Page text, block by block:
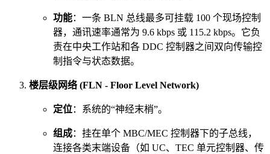
功能：一条 BLN 总线最多可挂载 100 个现场控制
器，通讯速率通常为 9.6 kbps 或 115.2 kbps。它负
责在中央工作站和各 DDC 控制器之间双向传输控
制指令与状态数据。
楼层级网络 (FLN - Floor Level Network)
定位：系统的“神经末梢”。
组成：挂在单个 MBC/MEC 控制器下的子总线，
连接各类末端设备（如 UC、TEC 单元控制器、传